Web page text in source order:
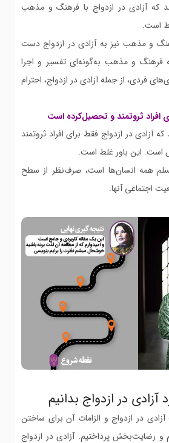
که آزادی در ازدواج با فرهنگ و مذهب
است.
و مذهب نیز به آزادی در ازدواج دست
و مذهب به‌گونه‌ای تفسیر و اجرا
فردی، از جمله آزادی در ازدواج، احترام
افراد ثروتمند و تحصیل‌کرده است
آزادی در ازدواج فقط برای افراد ثروتمند
است. این باور غلط است.
همه انسان‌ها است، صرف‌نظر از سطح
اجتماعی آنها.
آزادی در ازدواج بدانیم
در ازدواج و الزامات آن برای ساختن
رضایت‌بخش پرداختیم. آزادی در ازدواج